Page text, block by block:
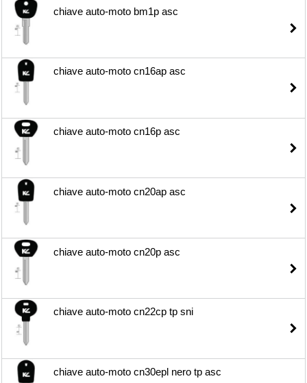
chiave auto-moto bm1p asc
chiave auto-moto cn16ap asc
chiave auto-moto cn16p asc
chiave auto-moto cn20ap asc
chiave auto-moto cn20p asc
chiave auto-moto cn22cp tp sni
chiave auto-moto cn30epl nero tp asc